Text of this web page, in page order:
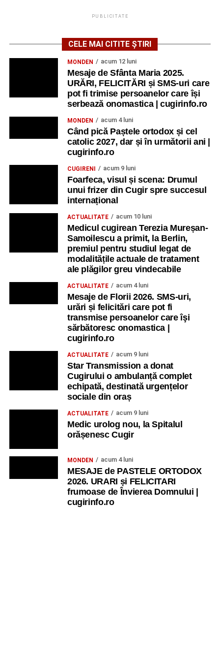
PUBLICITATE
CELE MAI CITITE ȘTIRI
MONDEN acum 12 luni
Mesaje de Sfânta Maria 2025.
URĂRI, FELICITĂRI și SMS-uri care
pot fi trimise persoanelor care își
serbează onomastica | cugirinfo.ro
MONDEN acum 4 luni
Când pică Paștele ortodox și cel
catolic 2027, dar și în următorii ani |
cugirinfo.ro
CUGIRENI acum 9 luni
Foarfeca, visul și scena: Drumul
unui frizer din Cugir spre succesul
internațional
ACTUALITATE acum 10 luni
Medicul cugirean Terezia Mureșan-
Samoilescu a primit, la Berlin,
premiul pentru studiul legat de
modalitățile actuale de tratament
ale plăgilor greu vindecabile
ACTUALITATE acum 4 luni
Mesaje de Florii 2026. SMS-uri,
urări și felicitări care pot fi
transmise persoanelor care îşi
sărbătoresc onomastica |
cugirinfo.ro
ACTUALITATE acum 9 luni
Star Transmission a donat
Cugirului o ambulanță complet
echipată, destinată urgențelor
sociale din oraș
ACTUALITATE acum 9 luni
Medic urolog nou, la Spitalul
orășenesc Cugir
MONDEN acum 4 luni
MESAJE de PASTELE ORTODOX
2026. URARI și FELICITARI
frumoase de Învierea Domnului |
cugirinfo.ro